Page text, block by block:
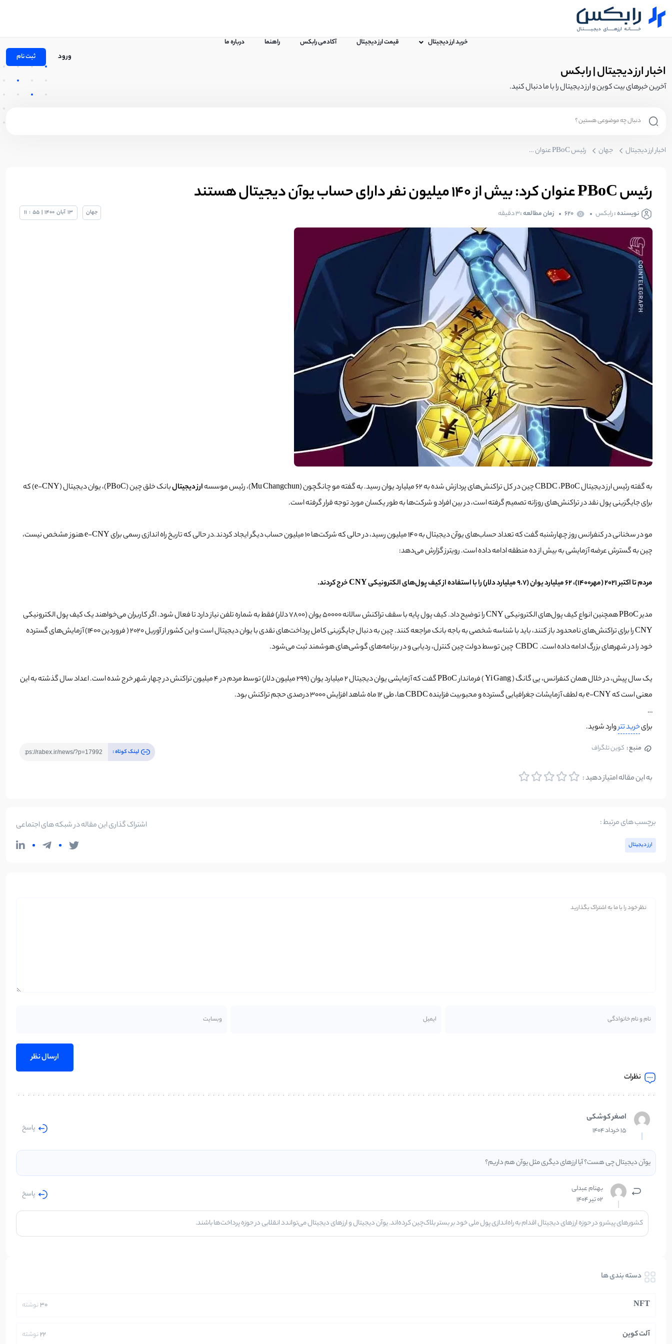
خرید ارز دیجیتال قیمت ارز دیجیتال آکادمی رابکس راهنما درباره ما
ورود ثبت نام
اخبار ارز دیجیتال | رابکس
آخرین خبرهای بیت کوین و ارز دیجیتال را با ما دنبال کنید.
اخبار ارز دیجیتال جهان رئیس PBoC عنوان کرد: بیش از 140 میلیون نفر دارای حساب یوآن دیجیتال هستند
رئیس PBoC عنوان کرد: بیش از 140 میلیون نفر دارای حساب یوآن دیجیتال هستند
نویسنده :رابکس 620 زمان مطالعه :۳ دقیقه جهان 13 آبان 1400
|
55
:
11
به گفته رئیس ارز دیجیتال CBDC ،PBoC چین در کل تراکنش‌های پردازش شده به 62 میلیارد یوان رسید. به گفته مو چانگچون (Mu Changchun)، رئیس موسسه ارز دیجیتال
بانک خلق چین (PBoC)، یوان دیجیتال (e-CNY) که
برای جایگزینی پول نقد در تراکنش‌های روزانه تصمیم گرفته است، در بین افراد و شرکت‌ها به طور یکسان مورد توجه قرار گرفته است.
مو در سخنانی در کنفرانس روز چهارشنبه گفت که تعداد حساب‌های یوآن دیجیتال به 140 میلیون رسید، در حالی که شرکت‌ها 10 میلیون حساب دیگر ایجاد کردند.در حالی که تاریخ راه اندازی رسمی برای e-CNY هنوز مشخص نیست،
چین به گسترش عرضه آزمایشی به بیش از ده منطقه ادامه داده است. رویترز گزارش می‌دهد:
مردم تا اکتبر 2021 (مهر1400)، 62 میلیارد یوان (9.7 میلیارد دلار) را با استفاده از کیف پول‌های الکترونیکی CNY خرج کردند.
مدیر PBoC همچنین انواع کیف پول‌های الکترونیکی CNY را توضیح داد. کیف پول پایه با سقف تراکنش سالانه 50000 یوان (7800 دلار) فقط به شماره تلفن نیاز دارد تا فعال شود. اگر کاربران می‌خواهند یک کیف پول الکترونیکی
CNY را برای تراکنش‌های نامحدود باز کنند، باید با شناسه شخصی به باجه بانک مراجعه کنند. چین به دنبال جایگزینی کامل پرداخت‌های نقدی با یوان دیجیتال است و این کشور از آوریل 2020 ( فروردین 1400) آزمایش‌های گسترده
خود را در شهرهای بزرگ ادامه داده است. CBDC چین توسط دولت چین کنترل، ردیابی و در برنامه‌های گوشی‌های هوشمند ثبت می‌شود.
یک سال پیش، در خلال همان کنفرانس، یی گانگ ( Yi Gang ) فرماندار PBoC گفت که آزمایشی یوان دیجیتال 2 میلیارد یوان (299 میلیون دلار) توسط مردم در 4 میلیون تراکنش در چهار شهر خرج شده است. اعداد سال گذشته به این
معنی است که e-CNY به لطف آزمایشات جغرافیایی گسترده و محبوبیت فزاینده CBDC ها، طی 12 ماه شاهد افزایش 3000 درصدی حجم تراکنش بود.
…
برایخرید تتروارد شوید.
منبع : کوین تلگراف
به این مقاله امتیاز دهید :
لینک کوتاه :
برچسب های مرتبط :
ارز دیجیتال
اشتراک گذاری این مقاله در شبکه های اجتماعی
نظرات
اصغر کوشکی
15 خرداد 1404 پاسخ
یوآن دیجیتال چی هست؟ آیا ارزهای دیگری مثل یوآن هم داریم؟
بهنام عبدلی
02 تیر 1404
پاسخ
کشورهای پیشرو در حوزه ارزهای دیجیتال اقدام به راه‌اندازی پول ملی خود بر بستر بلاک‌چین کرده‌اند. یوآن دیجیتال و ارزهای دیجیتال می‌تواندد انقلابی در حوزه پرداخت‌ها باشند.
دسته بندی ها
NFT
30نوشته
آلت کوین 22نوشته